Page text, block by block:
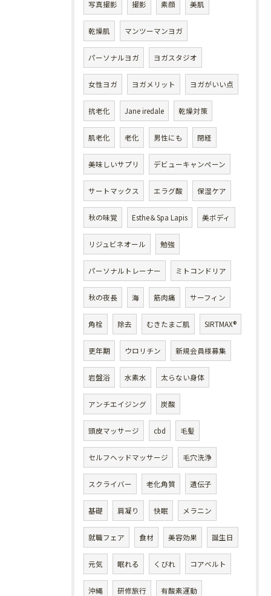
写真撮影 撮影 素顔 美肌
乾燥肌 マンツーマンヨガ
パーソナルヨガ ヨガスタジオ
女性ヨガ ヨガメリット ヨガがいい点
抗老化 Jane iredale 乾燥対策
肌老化 老化 男性にも 閉経
美味しいサプリ デビューキャンペーン
サートマックス エラグ酸 保湿ケア
秋の味覚 Esthe＆Spa Lapis 美ボディ
リジュビネオール 勉強
パーソナルトレーナー ミトコンドリア
秋の夜長 海 筋肉痛 サーフィン
角栓 除去 むきたまご肌 SIRTMAX®
更年期 ウロリチン 新規会員様募集
岩盤浴 水素水 太らない身体
アンチエイジング 炭酸
頭皮マッサージ cbd 毛髪
セルフヘッドマッサージ 毛穴洗浄
スクライバー 老化角質 遺伝子
基礎 肩凝り 快眠 メラニン
就職フェア 食材 美容効果 誕生日
元気 眠れる くびれ コアベルト
沖縄 研修旅行 有酸素運動